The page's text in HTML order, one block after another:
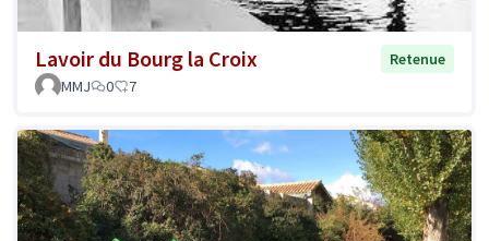
Lavoir du Bourg la Croix
Retenue
MMJ
0 7